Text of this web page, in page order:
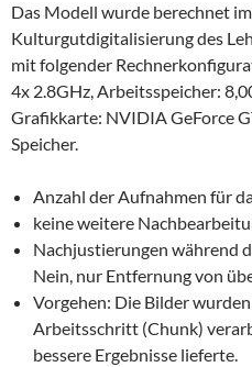
Das Modell wurde berechnet
Kulturgutdigitalisierung des
mit folgender
4x 2.8GHz, Arbeitsspeicher:
Grafikkarte: NVIDIA GeForce
Speicher.
Anzahl der Aufnahmen für
keine weitere
Nachjustierungen während
Nein, nur Entfernung von
Vorgehen: Die Bilder
Arbeitsschritt (Chunk)
bessere Ergebnisse lieferte.